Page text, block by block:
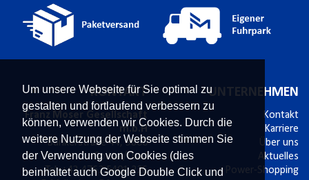
Um unsere Webseite für Sie optimal zu
gestalten und fortlaufend verbessern zu
können, verwenden wir Cookies. Durch die
weitere Nutzung der Webseite stimmen Sie
der Verwendung von Cookies (dies
beinhaltet auch Google Double Click und
KONTAKT
Franz Moser Gesellschaft
m.b.H
Bünkerstraße 44,9800
Spittal/Drau
Tel. +43 4762 5401 226
UNTERNEHMEN
Kontakt
Karriere
Über uns
Aktuelles
Power-Shopping